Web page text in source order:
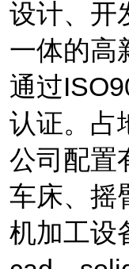
设计、开
一体的高
通过
认证。占
公司配置
车床、摇
机加工设